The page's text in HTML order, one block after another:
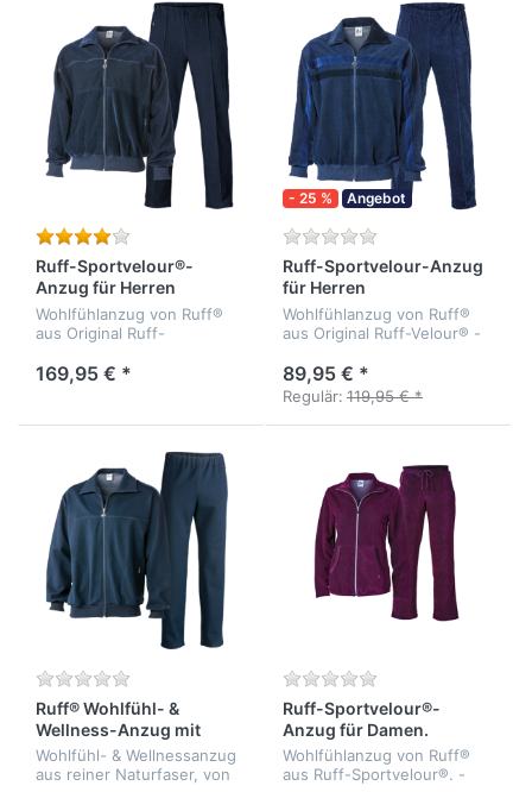
Ruff-Sportvelour®-
Anzug für Herren
Wohlfühlanzug von Ruff®
aus Original Ruff-
formbeständig -
athmungsaktiv -
Qualität: 75% Baumwolle,...
169,95 € *
- 25 % Angebot
Ruff-Sportvelour-Anzug
für Herren
Wohlfühlanzug von Ruff®
aus Original Ruff-Velour® -
- atmungsaktiv -
temperaturausgleichend -
Qualität: Ruff-Velour: 65%
Baum...
89,95 € *
Regulär: 119,95 € *
Ruff® Wohlfühl- &
Wellness-Anzug mit
Seide für Herren
Wohlfühl- & Wellnessanzug
aus reiner Naturfaser, von
Ruff-Sportvelour®-
Anzug für Damen.
Wohlfühlanzug von Ruff®
aus Ruff-Sportvelour®. -